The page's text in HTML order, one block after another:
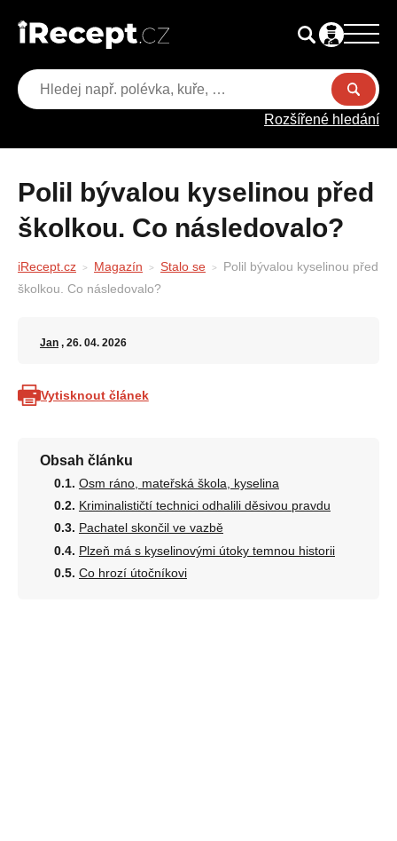
Rozšířené hledání
Polil bývalou kyselinou před
školkou. Co následovalo?
iRecept.cz Magazín Stalo se
Polil bývalou kyselinou před
školkou. Co následovalo?
Jan , 26. 04. 2026
Vytisknout článek
Obsah článku
Osm ráno, mateřská škola, kyselina
Kriminalističtí technici odhalili děsivou pravdu
Pachatel skončil ve vazbě
Plzeň má s kyselinovými útoky temnou historii
Co hrozí útočníkovi